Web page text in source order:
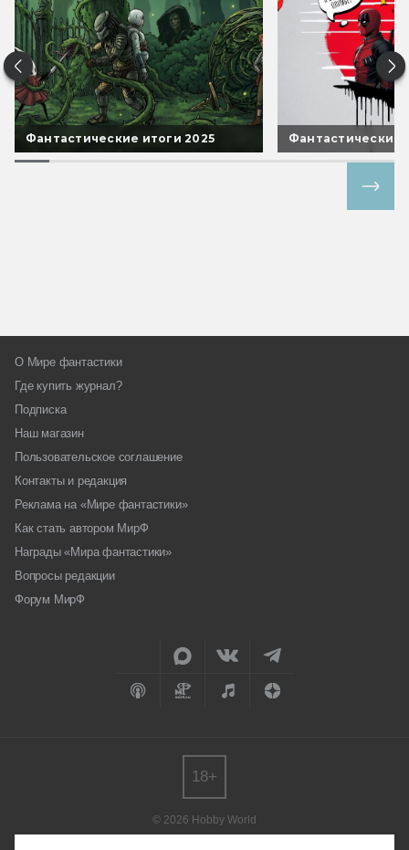
Фантастические итоги 2025 Фантастические
О Мире фантастики
Где купить журнал?
Подписка
Наш магазин
Пользовательское соглашение
Контакты и редакция
Реклама на «Мире фантастики»
Как стать автором МирФ
Награды «Мира фантастики»
Вопросы редакции
Форум МирФ
© 2026 Hobby World
18+